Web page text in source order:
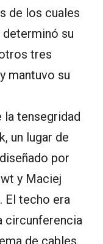
de los cuales
su
tres
mantuvo su
la tensegridad
un lugar de
por
y Maciej
El techo era
circunferencia
de cables.